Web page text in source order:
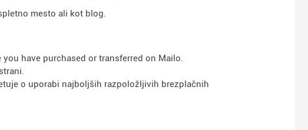
mesto ali kot blog.
have purchased or transferred on Mailo.
o uporabi najboljših razpoložljivih brezplačnih